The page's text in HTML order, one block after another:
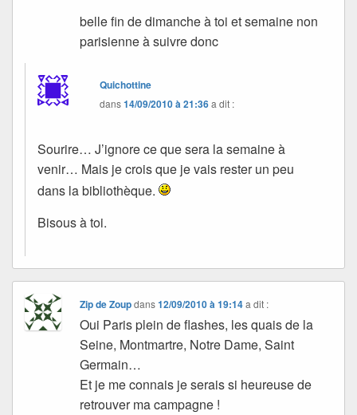
belle fin de dimanche à toi et semaine non
parisienne à suivre donc
Quichottine
dans14/09/2010 à 21:36a dit :
Sourire… J’ignore ce que sera la semaine à
venir… Mais je crois que je vais rester un peu
dans la bibliothèque.
Bisous à toi.
Zip de Zoupdans12/09/2010 à 19:14 a dit :
Oui Paris plein de flashes, les quais de la
Seine, Montmartre, Notre Dame, Saint
Germain…
Et je me connais je serais si heureuse de
retrouver ma campagne !